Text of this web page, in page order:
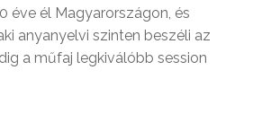
éve él Magyarországon, és
anyanyelvi szinten beszéli az
a műfaj legkiválóbb session